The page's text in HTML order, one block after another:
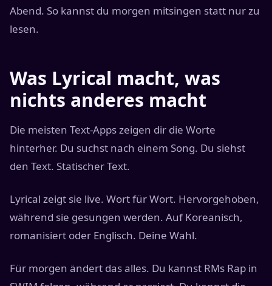
Abend. So kannst du morgen mitsingen statt nur zu
lesen.
Was Lyrical macht, was
nichts anderes macht
Die meisten Text-Apps zeigen dir die Worte
hinterher. Du suchst nach einem Song. Du siehst
den Text. Statischer Text.
Lyrical zeigt sie live. Wort für Wort. Hervorgehoben,
während sie gesungen werden. Auf Koreanisch,
romanisiert oder Englisch. Deine Wahl.
Für morgen ändert das alles. Du kannst RMs Rap in